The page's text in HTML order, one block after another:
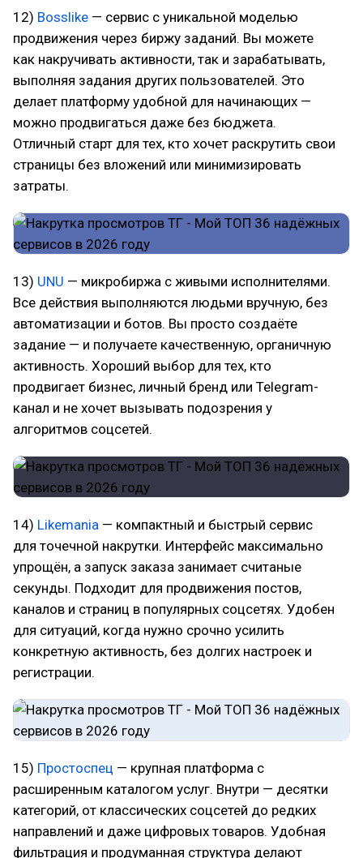
12) Bosslike — сервис с уникальной моделью
продвижения через биржу заданий. Вы можете
как накручивать активности, так и зарабатывать,
выполняя задания других пользователей. Это
делает платформу удобной для начинающих —
можно продвигаться даже без бюджета.
Отличный старт для тех, кто хочет раскрутить свои
страницы без вложений или минимизировать
затраты.
13) UNU — микробиржа с живыми исполнителями.
Все действия выполняются людьми вручную, без
автоматизации и ботов. Вы просто создаёте
задание — и получаете качественную, органичную
активность. Хороший выбор для тех, кто
продвигает бизнес, личный бренд или Telegram-
канал и не хочет вызывать подозрения у
алгоритмов соцсетей.
14) Likemania — компактный и быстрый сервис
для точечной накрутки. Интерфейс максимально
упрощён, а запуск заказа занимает считаные
секунды. Подходит для продвижения постов,
каналов и страниц в популярных соцсетях. Удобен
для ситуаций, когда нужно срочно усилить
конкретную активность, без долгих настроек и
регистрации.
15) Простоспец — крупная платформа с
расширенным каталогом услуг. Внутри — десятки
категорий, от классических соцсетей до редких
направлений и даже цифровых товаров. Удобная
фильтрация и продуманная структура делают